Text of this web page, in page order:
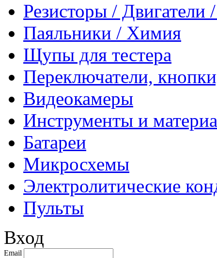
Резисторы /
Паяльники / Химия
Щупы для тестера
Переключатели,
Видеокамеры
Инструменты и
Батареи
Микросхемы
Электролитические
Пульты
Вход
Email